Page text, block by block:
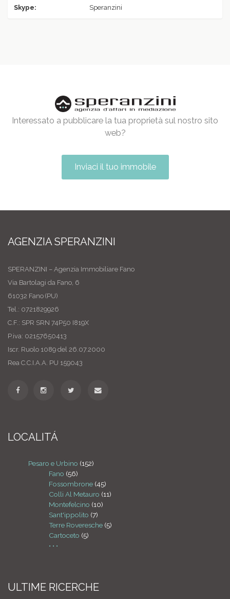
Skype: Speranzini
Interessato a pubblicare la tua proprietà sul nostro sito
web?
Inviaci il tuo immobile
AGENZIA SPERANZINI
SPERANZINI – Agenzia Immobiliare Fano
Via Bartolagi da Fano, 6
61032 Fano (PU)
Tel.: 0721829926
C.F.: SPR SRN 74P50 I819X
P.iva: 02157650413
Iscr. Ruolo 1089 del 26.07.2000
Rea C.C.I.A.A. PU 159043
LOCALITÁ
Pesaro e Urbino (152)
Fano (56)
Fossombrone (45)
Colli Al Metauro (11)
Montefelcino (10)
Sant'ippolito (7)
Terre Roveresche (5)
Cartoceto (5)
• • •
ULTIME RICERCHE